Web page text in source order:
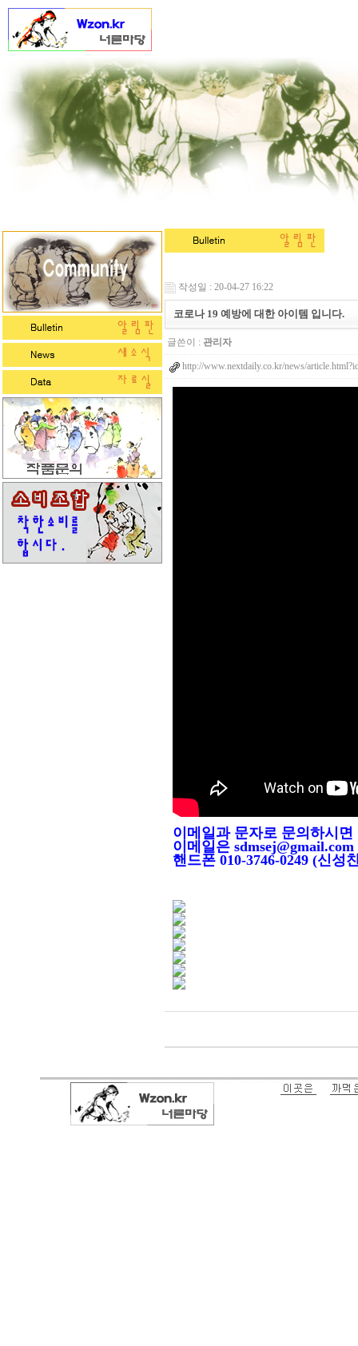
작성일 : 20-04-27 16:22
코로나 19 예방에 대한 아이템 입니다.
글쓴이 : 관리자
http://www.nextdaily.co.kr/news/
이메일과 문자로 문의하시
이메일은 sdmsej@gmail.com
핸드폰 010-3746-0249 (신